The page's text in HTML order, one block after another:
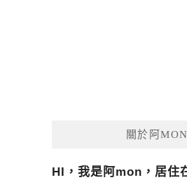
關於阿MON
HI，我是阿mon，居住